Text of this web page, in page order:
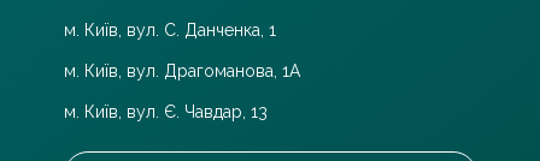
м. Київ, вул. С. Данченка, 1
м. Київ, вул. Драгоманова, 1А
м. Київ, вул. Є. Чавдар, 13